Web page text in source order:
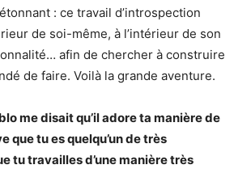
: ce travail d’introspection
de soi-même, à l’intérieur de son
afin de chercher à construire
de faire. Voilà la grande aventure.
me disait qu’il adore ta manière de
que tu es quelqu’un de très
tu travailles d’une manière très